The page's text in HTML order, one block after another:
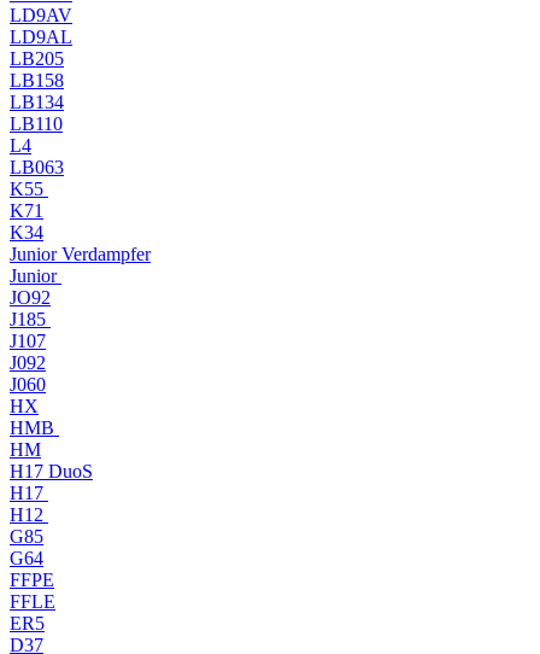
LD9AV
LD9AL
LB205
LB158
LB134
LB110
L4
LB063
K55
K71
K34
Junior Verdampfer
Junior
JO92
J185
J107
J092
J060
HX
HMB
HM
H17 DuoS
H17
H12
G85
G64
FFPE
FFLE
ER5
D37